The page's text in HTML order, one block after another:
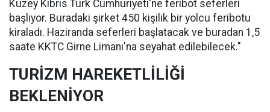
Kuzey Kıbrıs Türk Cumhuriyeti'ne feribot seferleri
başlıyor. Buradaki şirket 450 kişilik bir yolcu feribotu
kiraladı. Haziranda seferleri başlatacak ve buradan 1,5
saate KKTC Girne Limanı'na seyahat edilebilecek."
TURİZM HAREKETLİLİĞİ
BEKLENİYOR